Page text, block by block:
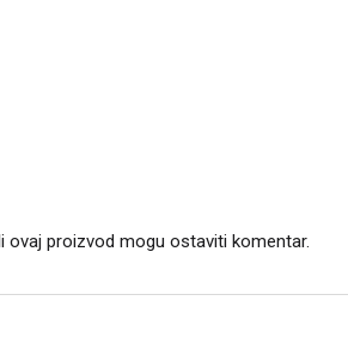
ovaj proizvod mogu ostaviti komentar.